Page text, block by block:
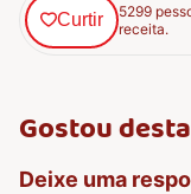
Curtir
5299
receita.
Gostou
Deixe uma